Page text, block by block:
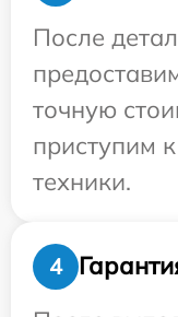
После
точную
приступим
техники.
4